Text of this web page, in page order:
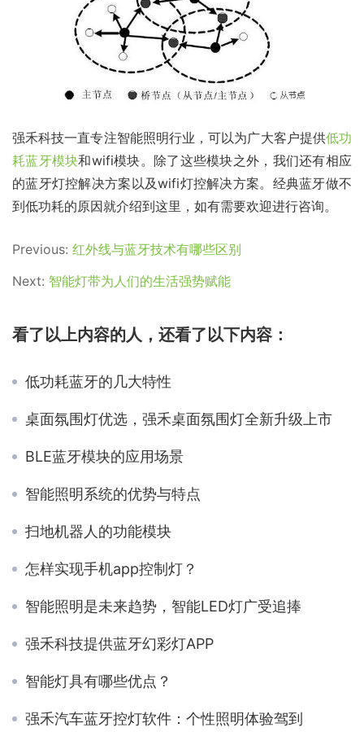
强禾科技一直专注智能照明行业，可以为广大客户提供低功
耗蓝牙模块和wifi模块。除了这些模块之外，我们还有相应
的蓝牙灯控解决方案以及wifi灯控解决方案。经典蓝牙做不
到低功耗的原因就介绍到这里，如有需要欢迎进行咨询。
Previous: 红外线与蓝牙技术有哪些区别
Next: 智能灯带为人们的生活强势赋能
看了以上内容的人，还看了以下内容：
低功耗蓝牙的几大特性
桌面氛围灯优选，强禾桌面氛围灯全新升级上市
BLE蓝牙模块的应用场景
智能照明系统的优势与特点
扫地机器人的功能模块
怎样实现手机app控制灯？
智能照明是未来趋势，智能LED灯广受追捧
强禾科技提供蓝牙幻彩灯APP
智能灯具有哪些优点？
强禾汽车蓝牙控灯软件：个性照明体验驾到